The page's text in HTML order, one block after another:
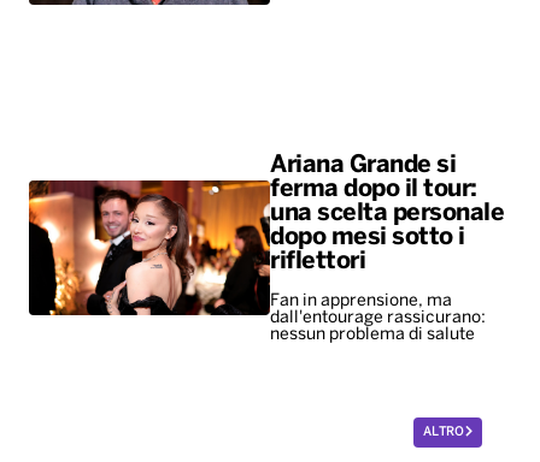
Ariana Grande si
ferma dopo il tour:
una scelta personale
dopo mesi sotto i
riflettori
Fan in apprensione, ma
dall'entourage rassicurano:
nessun problema di salute
ALTRO